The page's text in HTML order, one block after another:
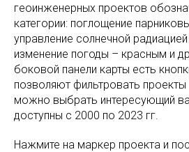
геоинженерных проектов
категории: поглощение
управление солнечной
изменение погоды – красным и
боковой панели карты есть
позволяют фильтровать проекты
можно выбрать интересующий
доступны с 2000 по 2023 гг.
Нажмите на маркер проекта и